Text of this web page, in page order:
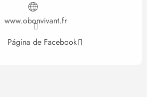
www.obonvivant.fr
Página de Facebook